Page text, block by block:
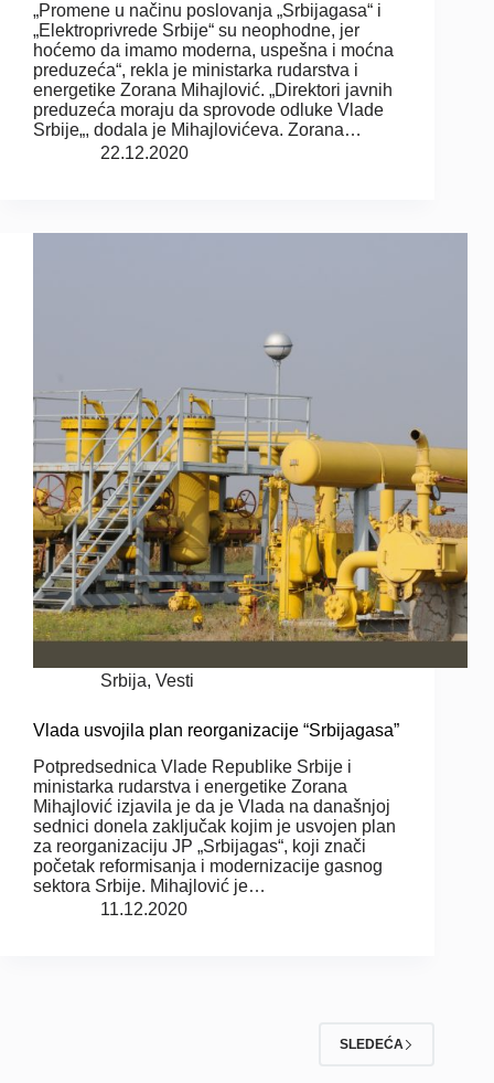
„Promene u načinu poslovanja „Srbijagasa“ i
„Elektroprivrede Srbije“ su neophodne, jer
hoćemo da imamo moderna, uspešna i moćna
preduzeća“, rekla je ministarka rudarstva i
energetike Zorana Mihajlović. „Direktori javnih
preduzeća moraju da sprovode odluke Vlade
Srbije„, dodala je Mihajlovićeva. Zorana…
22.12.2020
Srbija, Vesti
Vlada usvojila plan reorganizacije “Srbijagasa”
Potpredsednica Vlade Republike Srbije i
ministarka rudarstva i energetike Zorana
Mihajlović izjavila je da je Vlada na današnjoj
sednici donela zaključak kojim je usvojen plan
za reorganizaciju JP „Srbijagas“, koji znači
početak reformisanja i modernizacije gasnog
sektora Srbije. Mihajlović je…
11.12.2020
SLEDEĆA